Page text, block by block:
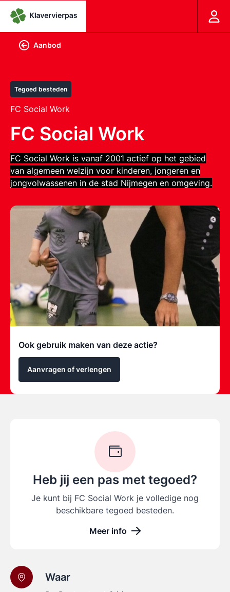
Aanbod
Tegoed besteden
FC Social Work
FC Social Work
FC Social Work is vanaf 2001 actief op het gebied
van algemeen welzijn voor kinderen, jongeren en
jongvolwassenen in de stad Nijmegen en omgeving.
Ook gebruik maken van deze actie?
Aanvragen of verlengen
Heb jij een pas met tegoed?
Je kunt bij FC Social Work je volledige nog
beschikbare tegoed besteden.
Meer info
Waar